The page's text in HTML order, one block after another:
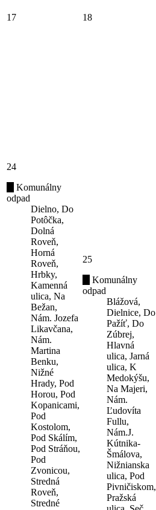
17 18
24
Komunálny
odpad
Dielno, Do
Potôčka,
Dolná
Roveň,
Horná
Roveň,
Hrbky,
Kamenná
ulica, Na
Bežan,
Nám. Jozefa
Likavčana,
Nám.
Martina
Benku,
Nižné
Hrady, Pod
Horou, Pod
Kopanicami,
Pod
Kostolom,
Pod Skálím,
Pod Stráňou,
Pod
Zvonicou,
Stredná
Roveň,
Stredné
25
Komunálny
odpad
Blážová,
Dielnice, Do
Pažíť, Do
Zúbrej,
Hlavná
ulica, Jarná
ulica, K
Medokýšu,
Na Majeri,
Nám.
Ľudovíta
Fullu,
Nám.J.
Kútnika-
Šmálova,
Nižnianska
ulica, Pod
Pivničiskom,
Pražská